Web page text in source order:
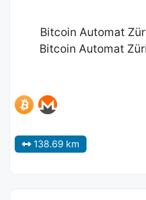
Bitcoin Automat
Bitcoin Automat
138.69 km